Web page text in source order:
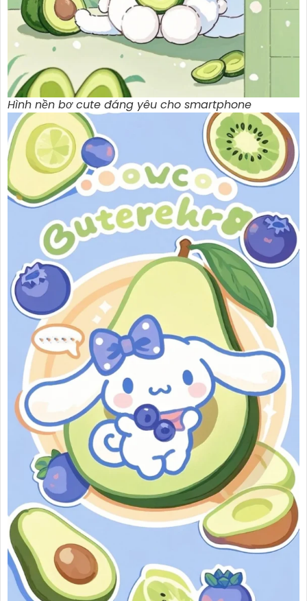
Hình nền bơ cute đáng yêu cho smartphone